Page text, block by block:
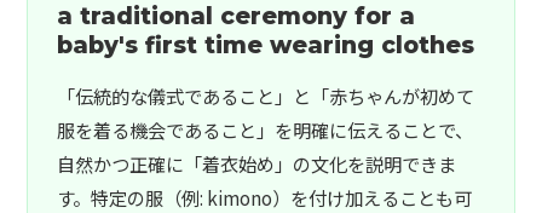
a traditional ceremony for a
baby's first time wearing clothes
「伝統的な儀式であること」と「赤ちゃんが初めて
服を着る機会であること」を明確に伝えることで、
自然かつ正確に「着衣始め」の文化を説明できま
す。特定の服（例: kimono）を付け加えることも可